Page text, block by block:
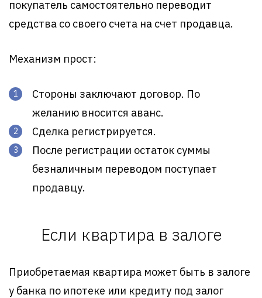
покупатель самостоятельно переводит
средства со своего счета на счет продавца.
Механизм прост:
Стороны заключают договор. По
желанию вносится аванс.
Сделка регистрируется.
После регистрации остаток суммы
безналичным переводом поступает
продавцу.
Если квартира в залоге
Приобретаемая квартира может быть в залоге
у банка по ипотеке или кредиту под залог